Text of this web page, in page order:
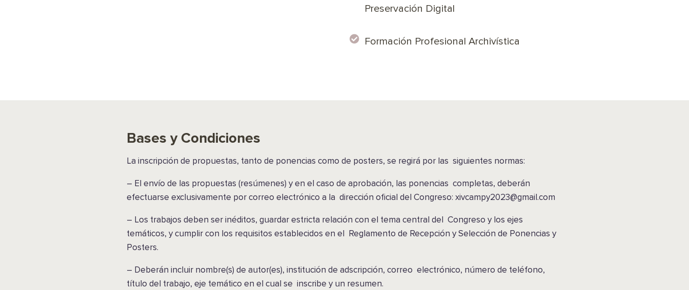
Preservación Digital
Formación Profesional Archivística
Bases y Condiciones
La inscripción de propuestas, tanto de ponencias como de posters, se regirá por las siguientes normas:
– El envío de las propuestas (resúmenes) y en el caso de aprobación, las ponencias completas, deberán
efectuarse exclusivamente por correo electrónico a la dirección oficial del Congreso: xivcampy2023@gmail.com
– Los trabajos deben ser inéditos, guardar estricta relación con el tema central del Congreso y los ejes
temáticos, y cumplir con los requisitos establecidos en el Reglamento de Recepción y Selección de Ponencias y
Posters.
– Deberán incluir nombre(s) de autor(es), institución de adscripción, correo electrónico, número de teléfono,
título del trabajo, eje temático en el cual se inscribe y un resumen.